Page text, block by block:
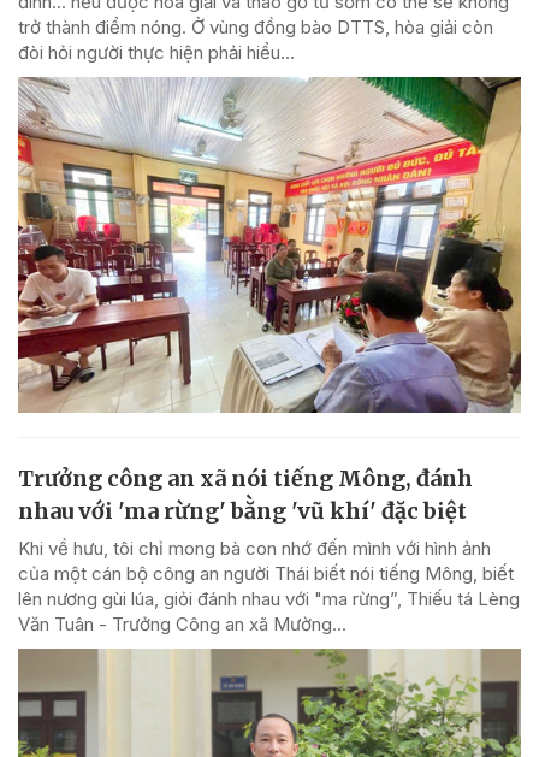
trở thành điểm nóng. Ở vùng đồng bào DTTS, hòa giải còn
đòi hỏi người thực hiện phải hiểu...
Trưởng công an xã nói tiếng Mông, đánh
nhau với 'ma rừng' bằng 'vũ khí' đặc biệt
Khi về hưu, tôi chỉ mong bà con nhớ đến mình với hình ảnh
của một cán bộ công an người Thái biết nói tiếng Mông, biết
lên nương gùi lúa, giỏi đánh nhau với "ma rừng”, Thiếu tá Lèng
Văn Tuân - Trưởng Công an xã Mường...